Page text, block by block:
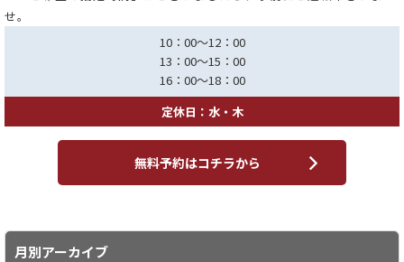
せ。
10：00～12：00
13：00～15：00
16：00～18：00
定休日：水・木
無料予約はコチラから
月別アーカイブ